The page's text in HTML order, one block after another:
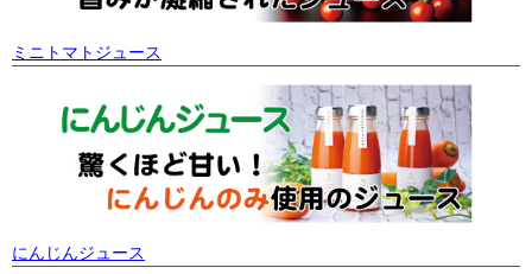
ミニトマトジュース
にんじんジュース